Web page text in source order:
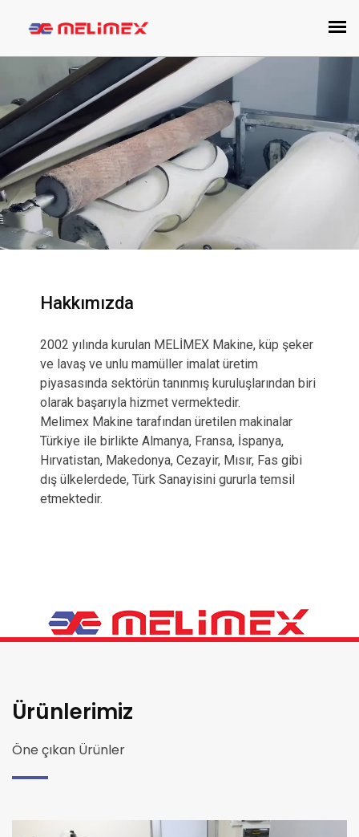
Hakkımızda
2002 yılında kurulan MELİMEX Makine, küp şeker
ve lavaş ve unlu mamüller imalat üretim
piyasasında sektörün tanınmış kuruluşlarından biri
olarak başarıyla hizmet vermektedir.
Melimex Makine tarafından üretilen makinalar
Türkiye ile birlikte Almanya, Fransa, İspanya,
Hırvatistan, Makedonya, Cezayir, Mısır, Fas gibi
dış ülkelerdede, Türk Sanayisini gururla temsil
etmektedir.
Ürünlerimiz
Öne çıkan Ürünler